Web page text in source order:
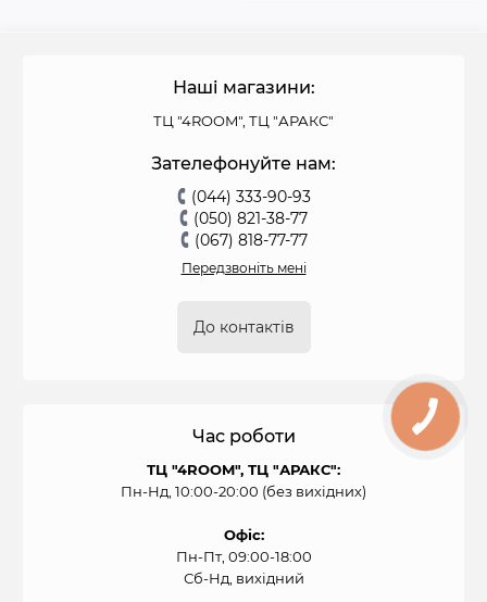
Наші магазини:
ТЦ "4ROOM", ТЦ "АРАКС"
Зателефонуйте нам:
(044) 333-90-93
(050) 821-38-77
(067) 818-77-77
Передзвоніть мені
До контактів
Час роботи
ТЦ "4ROOM", ТЦ "АРАКС":
Пн-Нд, 10:00-20:00 (без вихідних)
Офіс:
Пн-Пт, 09:00-18:00
Сб-Нд, вихідний